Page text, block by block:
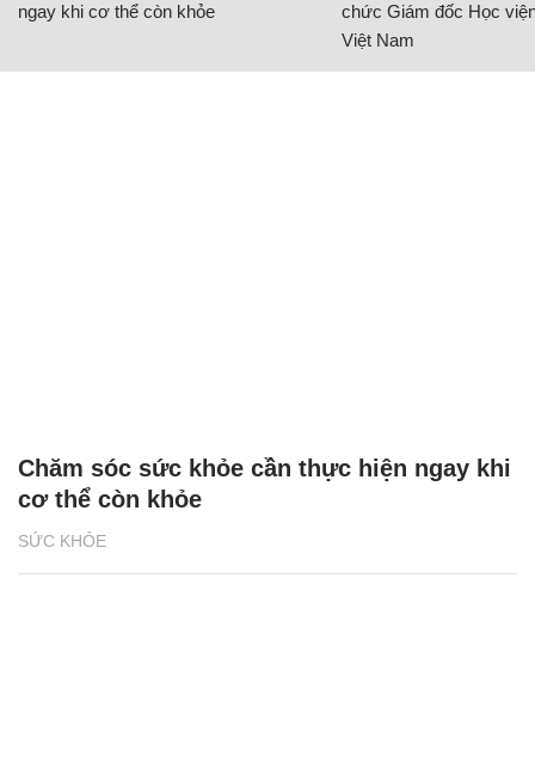
ngay khi cơ thể còn khỏe
chức Giám đốc Học
Việt Nam
SỨC KHỎE
Chăm sóc sức khỏe cần thực hiện ngay khi
cơ thể còn khỏe